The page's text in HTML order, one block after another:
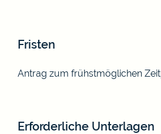
Fristen
Antrag zum frühstmöglichen
Erforderliche Unterlagen